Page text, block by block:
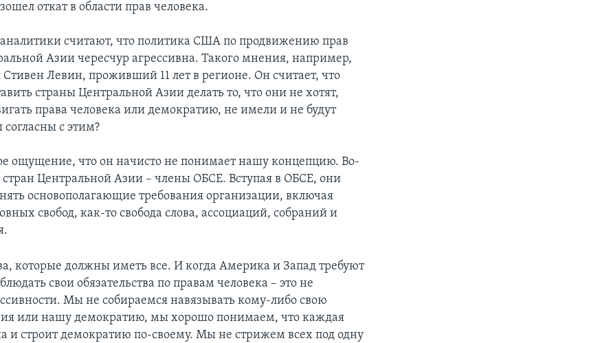
откат в области прав человека.
считают, что политика США по продвижению прав
Азии чересчур агрессивна. Такого мнения, например,
Левин, проживший 11 лет в регионе. Он считает, что
страны Центральной Азии делать то, что они не хотят,
права человека или демократию, не имели и не будут
с этим?
ощущение, что он начисто не понимает нашу концепцию. Во-
стран Центральной Азии – члены ОБСЕ. Вступая в ОБСЕ, они
основополагающие требования организации, включая
свобод, как-то свобода слова, ассоциаций, собраний и
которые должны иметь все. И когда Америка и Запад требуют
свои обязательства по правам человека – это не
Мы не собираемся навязывать кому-либо свою
или нашу демократию, мы хорошо понимаем, что каждая
и строит демократию по-своему. Мы не стрижем всех под одну